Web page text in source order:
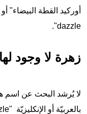
dazzle".
زهرة لا وجود لها
لا يُرشد البحث عن اسم
بالعربيّة أو الإنكليزيّة "Cat's eye dazzle" إلى أي نتائج علميّة.